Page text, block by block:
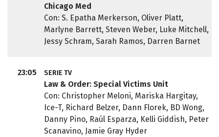
Chicago Med
Con: S. Epatha Merkerson, Oliver Platt,
Marlyne Barrett, Steven Weber, Luke Mitchell,
Jessy Schram, Sarah Ramos, Darren Barnet
23:05 SERIE TV
Law & Order: Special Victims Unit
Con: Christopher Meloni, Mariska Hargitay,
Ice-T, Richard Belzer, Dann Florek, BD Wong,
Danny Pino, Raúl Esparza, Kelli Giddish, Peter
Scanavino, Jamie Gray Hyder